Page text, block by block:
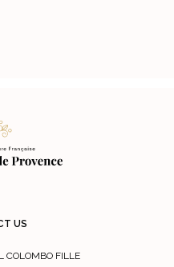
US
COLOMBO FILLE